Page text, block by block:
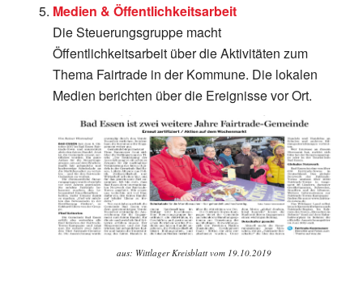
Medien & Öffentlichkeitsarbeit
Die Steuerungsgruppe macht
Öffentlichkeitsarbeit über die Aktivitäten zum
Thema Fairtrade in der Kommune. Die lokalen
Medien berichten über die Ereignisse vor Ort.
aus: Wittlager Kreisblatt vom 19.10.2019